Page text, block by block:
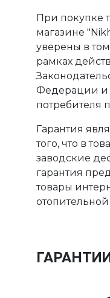
При покупке
магазине
уверены в
рамках
Федерации и
потребителя
Гарантия
того, что в
заводские
гарантия
товары